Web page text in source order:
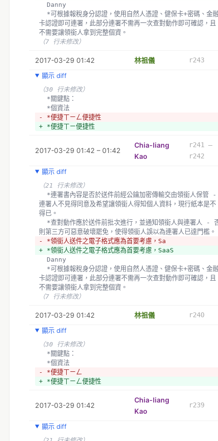
  Danny
卡認證即可連署，此部分連署不需再一次查對動作即可確認，且
不需要讓領銜人拿到完整個資。
（7 行未修改）
2017-03-29 01:42 林祖儀
r243
顯示 diff
（30 行未修改）
  *關鍵點：
  *個資法
- *便捷ㄒㄧㄥ便捷性
+ *便捷ㄒㄧ便捷性
2017-03-29 01:42 – 01:42
Chia-liang
Kao
r241 –
r242
顯示 diff
（21 行未修改）
連署人不見得同意及希望讓領銜人得知個人資料，現行紙本是不
得已。
則第三方可惡意破壞罷免，使得領銜人誤以為連署人已達門檻。
- *領銜人送件之電子格式應為首要考慮，Sa
+ *領銜人送件之電子格式應為首要考慮，SaaS
  Danny
卡認證即可連署，此部分連署不需再一次查對動作即可確認，且
不需要讓領銜人拿到完整個資。
（7 行未修改）
2017-03-29 01:42 林祖儀
r240
顯示 diff
（30 行未修改）
  *關鍵點：
  *個資法
- *便捷ㄒㄧㄥ
+ *便捷ㄒㄧㄥ便捷性
2017-03-29 01:42
Chia-liang
Kao
r239
顯示 diff